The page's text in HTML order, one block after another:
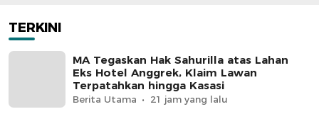
TERKINI
MA Tegaskan Hak Sahurilla atas Lahan
Eks Hotel Anggrek, Klaim Lawan
Terpatahkan hingga Kasasi
Berita Utama 21 jam yang lalu